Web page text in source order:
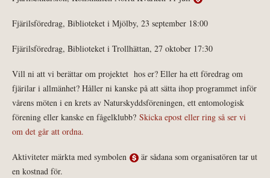
Fjärilsföredrag, Biblioteket i Mjölby, 23 september 18:00
Fjärilsföredrag, Biblioteket i Trollhättan, 27 oktober 17:30
Vill ni att vi berättar om projektet hos er? Eller ha ett föredrag om
fjärilar i allmänhet? Håller ni kanske på att sätta ihop programmet inför
vårens möten i en krets av Naturskyddsföreningen, ett entomologisk
förening eller kanske en fågelklubb? Skicka epost eller ring så ser vi
om det går att ordna.
Aktiviteter märkta med symbolen
är sådana som organisatören tar ut
en kostnad för.